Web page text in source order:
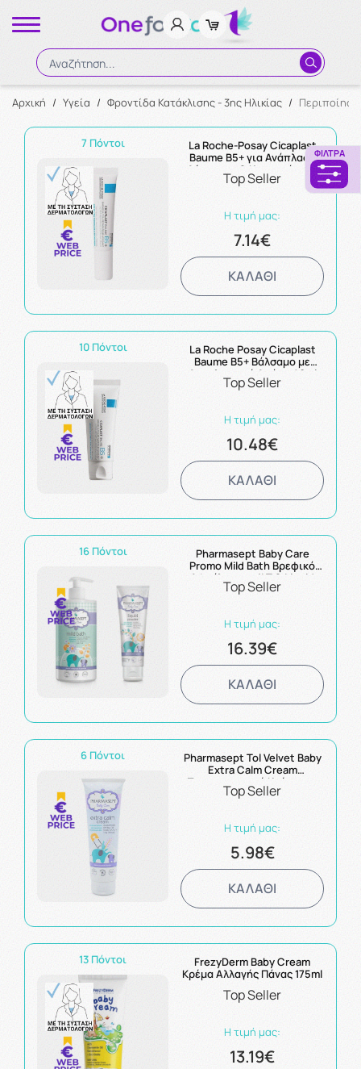
Αναζήτηση...
Αναζήτηση
Αρχική / Υγεία / Φροντίδα Κατάκλισης - 3ης Ηλικίας /
ΦΊΛΤΡΑ
7 Πόντοι
La Roche-Posay Cicaplast
Baume B5+ για Ανάπλαση
Δέρματος & Καταπράυνση
15ml
Top Seller
Η τιμή μας:
7.14€
ΚΑΛΑΘΙ
10 Πόντοι
La Roche Posay Cicaplast
Baume B5+ Βάλσαμο με
Αναπλαστική Δράση 40ml
Top Seller
Η τιμή μας:
10.48€
ΚΑΛΑΘΙ
16 Πόντοι
Pharmasept Baby Care
Promo Mild Bath Βρεφικό
Αφρόλουτρο 1LT & Liquid
Powder 150ml
Top Seller
Η τιμή μας:
16.39€
ΚΑΛΑΘΙ
6 Πόντοι
Pharmasept Tol Velvet Baby
Extra Calm Cream
Προστατευτική Κρέμα για
Αλλαγή Πάνας 150ml
Top Seller
Η τιμή μας:
5.98€
ΚΑΛΑΘΙ
13 Πόντοι
FrezyDerm Baby Cream
Κρέμα Αλλαγής Πάνας 175ml
Top Seller
Η τιμή μας:
13.19€